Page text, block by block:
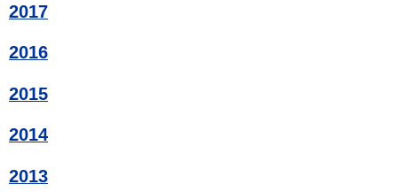
2017
2016
2015
2014
2013